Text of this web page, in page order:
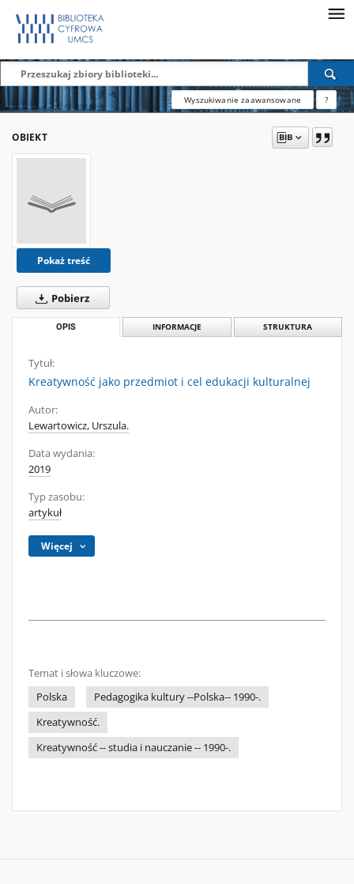
Wyszukiwanie zaawansowane ?
OBIEKT
Pokaż treść
Pobierz
OPIS INFORMACJE STRUKTURA
Tytuł:
Kreatywność jako przedmiot i cel edukacji kulturalnej
Autor:
Lewartowicz, Urszula.
Data wydania:
2019
Typ zasobu:
artykuł
Więcej
Temat i słowa kluczowe:
Polska
Pedagogika kultury --Polska-- 1990-.
Kreatywność.
Kreatywność -- studia i nauczanie -- 1990-.